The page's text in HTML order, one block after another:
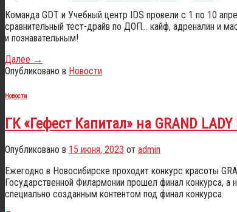
Команда GDT и Учебный центр IDS провели с 1 по 10
сравнительный тест-драйв по ДОП… кайф, адреналин и
и познавательным!
Далее →
Опубликовано в Новости
Новости
ГК «Гефест Капитал» на GRAND LADY
Опубликовано в 15 июня, 2023 от admin
Ежегодно в Новосибирске проходит конкурс красоты
Государственной Филармонии прошел финал конкурса,
специально созданным контентом под финал конкурса.